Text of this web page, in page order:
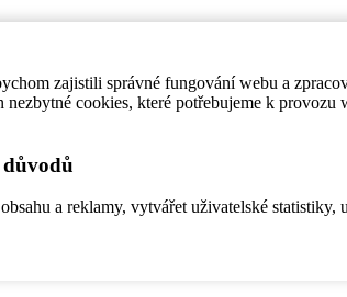
zajistili správné fungování webu a
cookies, které potřebujeme k
a reklamy, vytvářet uživatelské